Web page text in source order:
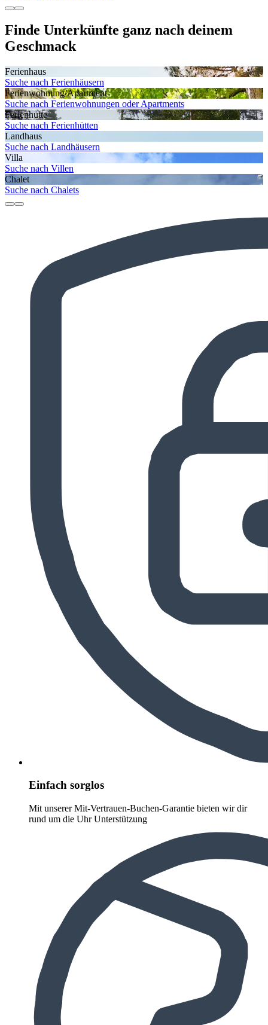
Finde Unterkünfte ganz nach deinem
Geschmack
Ferienhaus
Suche nach Ferienhäusern
Ferienwohnung/Apartment
Suche nach Ferienwohnungen oder Apartments
Ferienhütte
Suche nach Ferienhütten
Landhaus
Suche nach Landhäusern
Villa
Suche nach Villen
Chalet
Suche nach Chalets
Einfach sorglos
Mit unserer Mit-Vertrauen-Buchen-Garantie bieten wir dir
rund um die Uhr Unterstützung